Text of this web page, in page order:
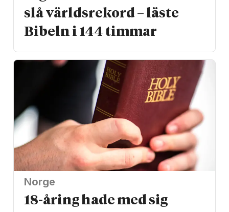
slå världs­rekord – läste
Bibeln i 144 timmar
Norge
18-åring hade med sig